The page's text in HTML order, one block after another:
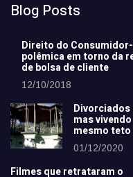
Blog Posts
Direito do
polêmica em torno da
de bolsa de cliente
12/10/2018
Divorciados
mas
mesmo teto
01/12/2020
Filmes que retrataram o